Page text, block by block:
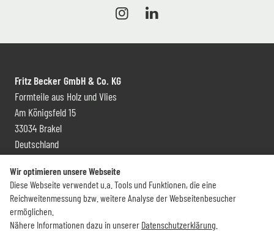
Fritz Becker GmbH & Co. KG
Formteile aus Holz und Vlies
Am Königsfeld 15
33034 Brakel
Deutschland
Kontakt und Vertrieb
+49 (0) 5272 6009 0
info@becker-brakel.de
Wir optimieren unsere Webseite
Diese Webseite verwendet u.a. Tools und Funktionen, die eine
Reichweitenmessung bzw. weitere Analyse der Webseitenbesucher
ermöglichen.
Nähere Informationen dazu in unserer Datenschutzerklärung